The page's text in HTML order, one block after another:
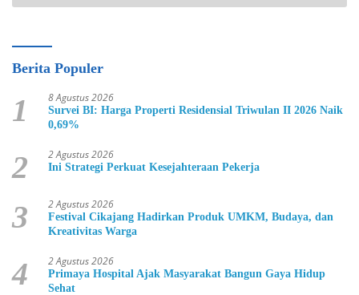
Berita Populer
1 8 Agustus 2026
Survei BI: Harga Properti Residensial Triwulan II 2026 Naik
0,69%
2 2 Agustus 2026
Ini Strategi Perkuat Kesejahteraan Pekerja
3 2 Agustus 2026
Festival Cikajang Hadirkan Produk UMKM, Budaya, dan
Kreativitas Warga
4 2 Agustus 2026
Primaya Hospital Ajak Masyarakat Bangun Gaya Hidup
Sehat